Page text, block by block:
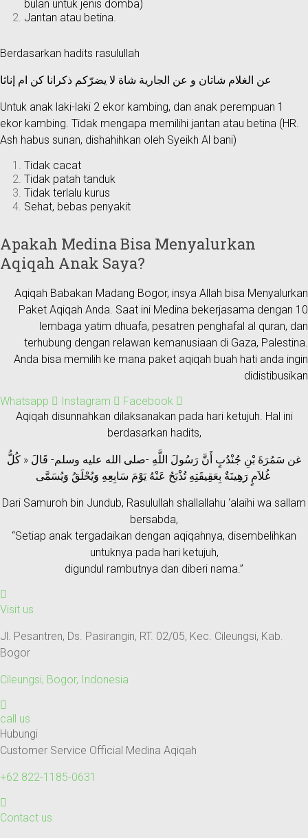
bulan untuk jenis domba)
Jantan atau betina.
Berdasarkan hadits rasulullah
عن الغلام شاتان و عن الجارية شاة لا يضرّكم ذكرانا كن ام إناثا
Untuk anak laki-laki 2 ekor kambing, dan anak perempuan 1
ekor kambing. Tidak mengapa memilihi jantan atau betina (HR.
Ash habus sunan, dishahihkan oleh Syeikh Al bani)
Tidak cacat
Tidak patah tanduk
Tidak terlalu kurus
Sehat, bebas penyakit
Apakah Medina Bisa Menyalurkan
Aqiqah Anak Saya?
Aqiqah Babakan Madang Bogor, insya Allah bisa Menyalurkan
Paket Aqiqah Anda. Saat ini Medina bekerjasama dengan 10
lembaga yatim dhuafa, pesatren penghafal al quran, dan
terhubung dengan relawan kemanusiaan di Gaza, Palestina.
Anda bisa memilih ke mana paket aqiqah buah hati anda ingin
didistibusikan
Whatsapp
Instagram
Facebook
Aqiqah disunnahkan dilaksanakan pada hari ketujuh. Hal ini
berdasarkan hadits,
غن سَمُرَةَ بْنِ جُنْدُبٍ أَنَّ رَسُولَ اللَّهِ -صلى الله عليه وسلم- قَالَ « كُلُّ
غُلاَمٍ رَهِينَةٌ بِعَقِيقَتِهِ تُذْبَحُ عَنْهُ يَوْمَ سَابِعِهِ وَيُحْلَقُ وَيُسَمَّى
Dari Samuroh bin Jundub, Rasulullah shallallahu ‘alaihi wa sallam
bersabda,
“Setiap anak tergadaikan dengan aqiqahnya, disembelihkan
untuknya pada hari ketujuh,
digundul rambutnya dan diberi nama.”
Visit us
Jl. Pesantren, Ds. Pasirangin, RT. 02/05, Kec. Cileungsi, Kab.
Bogor
Cileungsi, Bogor, Indonesia
call us
Hubungi
Customer Service Official Medina Aqiqah
+62 822-1185-0631
Contact us